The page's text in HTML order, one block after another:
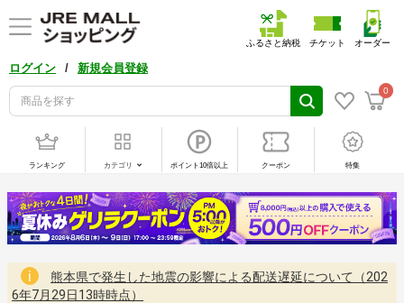
ログイン / 新規会員登録
0
ふるさと納税 チケット オーダー
ランキング カテゴリ ポイント10倍以上 クーポン 特集
熊本県で発生した地震の影響による配送遅延について（202
6年7月29日13時時点）